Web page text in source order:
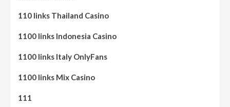
110 links Thailand Casino
1100 links Indonesia Casino
1100 links Italy OnlyFans
1100 links Mix Casino
111